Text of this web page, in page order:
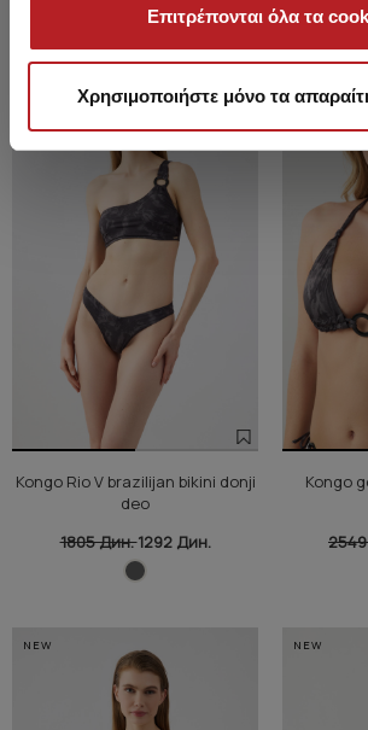
Επιτρέπονται όλα τα
Χρησιμοποιήστε μόνο τα
Kongo Rio V brazilijan bikini donji
deo
1805 Дин.1292 Дин.
Kongo
NEW NEW